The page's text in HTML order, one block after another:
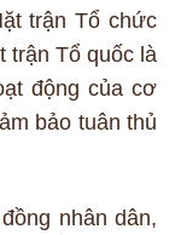
trận Tổ chức
trận Tổ quốc là
động của cơ
bảo tuân thủ
nhân dân,